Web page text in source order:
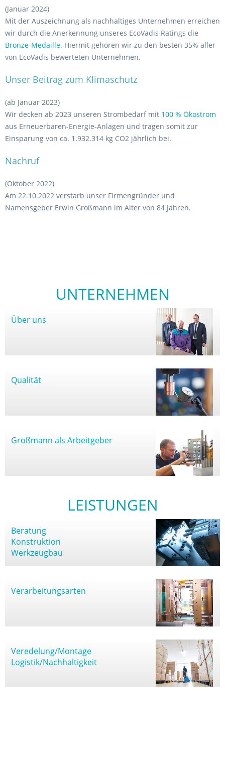
(Januar 2024)
Mit der Auszeichnung als nachhaltiges Unternehmen erreichen
wir durch die Anerkennung unseres EcoVadis Ratings die
Bronze-Medaille. Hiermit gehören wir zu den besten 35% aller
von EcoVadis bewerteten Unternehmen.
Unser Beitrag zum Klimaschutz
(ab Januar 2023)
Wir decken ab 2023 unseren Strombedarf mit 100 % Ökostrom
aus Erneuerbaren-Energie-Anlagen und tragen somit zur
Einsparung von ca. 1.932.314 kg CO2 jährlich bei.
Nachruf
(Oktober 2022)
Am 22.10.2022 verstarb unser Firmengründer und
Namensgeber Erwin Großmann im Alter von 84 Jahren.
Über uns
Qualität
Großmann als Arbeitgeber
UNTERNEHMEN
Beratung
Konstruktion
Werkzeugbau
Verarbeitungsarten
Veredelung/Montage
Logistik/Nachhaltigkeit
LEISTUNGEN